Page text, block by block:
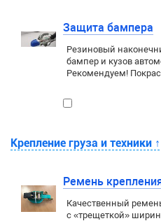
Защита бампера
Резиновый
бампер и кузов
Рекомендуем!
Крепление груза и техники ↑
Ремень
Качественный
с «трещеткой»